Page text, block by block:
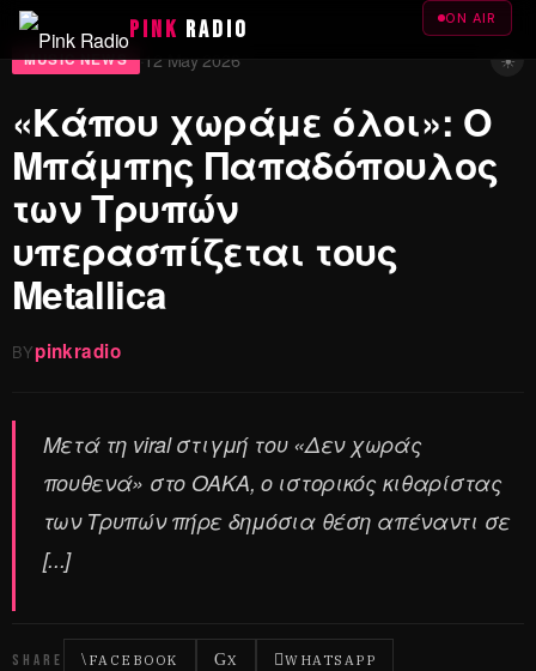
PINK RADIO ON AIR
MUSIC NEWS ·12 May 2026 ☀
«Κάπου χωράμε όλοι»: Ο
Μπάμπης Παπαδόπουλος
των Τρυπών
υπερασπίζεται τους
Metallica
BYpinkradio
Μετά τη viral στιγμή του «Δεν χωράς
πουθενά» στο ΟΑΚΑ, ο ιστορικός κιθαρίστας
των Τρυπών πήρε δημόσια θέση απέναντι σε
[...]
SHARE FACEBOOK X WHATSAPP